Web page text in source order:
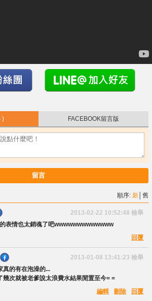
) FACEBOOK留言版
留言
順序:新 │舊
2013-02-22 10:52:48 檢舉
表情也太銷魂了吧wwwwwwwwwwwww
回覆
2013-01-08 13:41:23 檢舉
真的有在泡澡的...
幾次就被老爹說太浪費水結果閒置至今= =
回覆
刪除
編輯